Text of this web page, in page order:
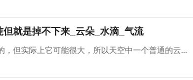
就是掉不下来_云朵_水滴_气流
但实际上它可能很大，所以天空中一个普通的云...